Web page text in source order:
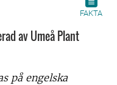
FAKTA
av Umeå Plant
på engelska